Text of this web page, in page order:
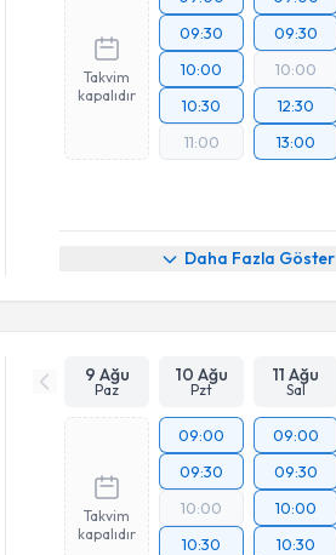
Takvim
kapalıdır
09:30
10:00
10:30
11:00
09:30
10:00
12:30
13:00
Daha Fazla Göster
9 Ağu
Paz
10 Ağu
Pzt
11 Ağu
Sal
Takvim
kapalıdır
09:00
09:30
10:00
10:30
09:00
09:30
10:00
10:30